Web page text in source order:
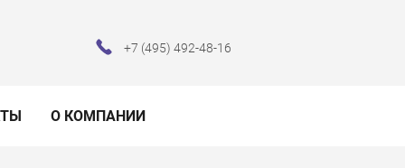
+7 (495) 492-48-16
О КОМПАНИИ